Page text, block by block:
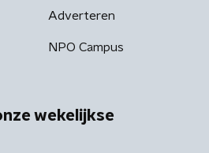
Adverteren
NPO Campus
wekelijkse